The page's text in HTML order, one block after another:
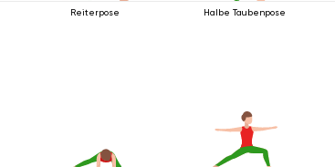
Reiterpose Halbe Taubenpose